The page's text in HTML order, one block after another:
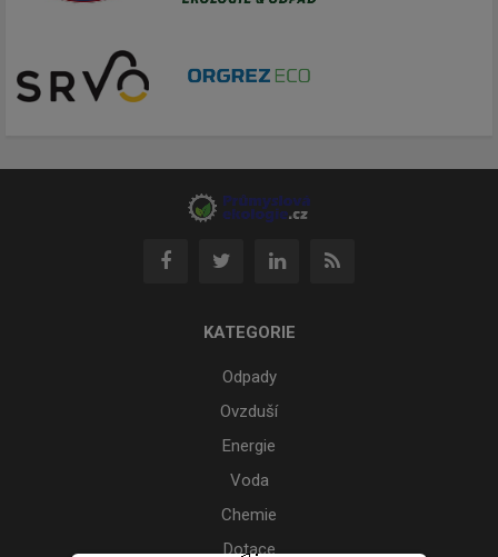
KATEGORIE
Odpady
Ovzduší
Energie
Voda
Chemie
Dotace